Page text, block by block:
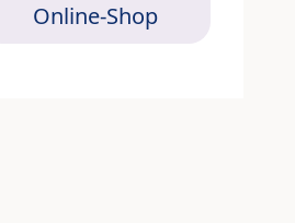
Online-Shop